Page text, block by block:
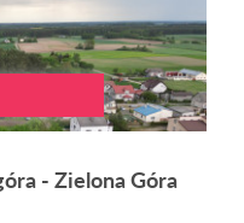
- Zielona Góra